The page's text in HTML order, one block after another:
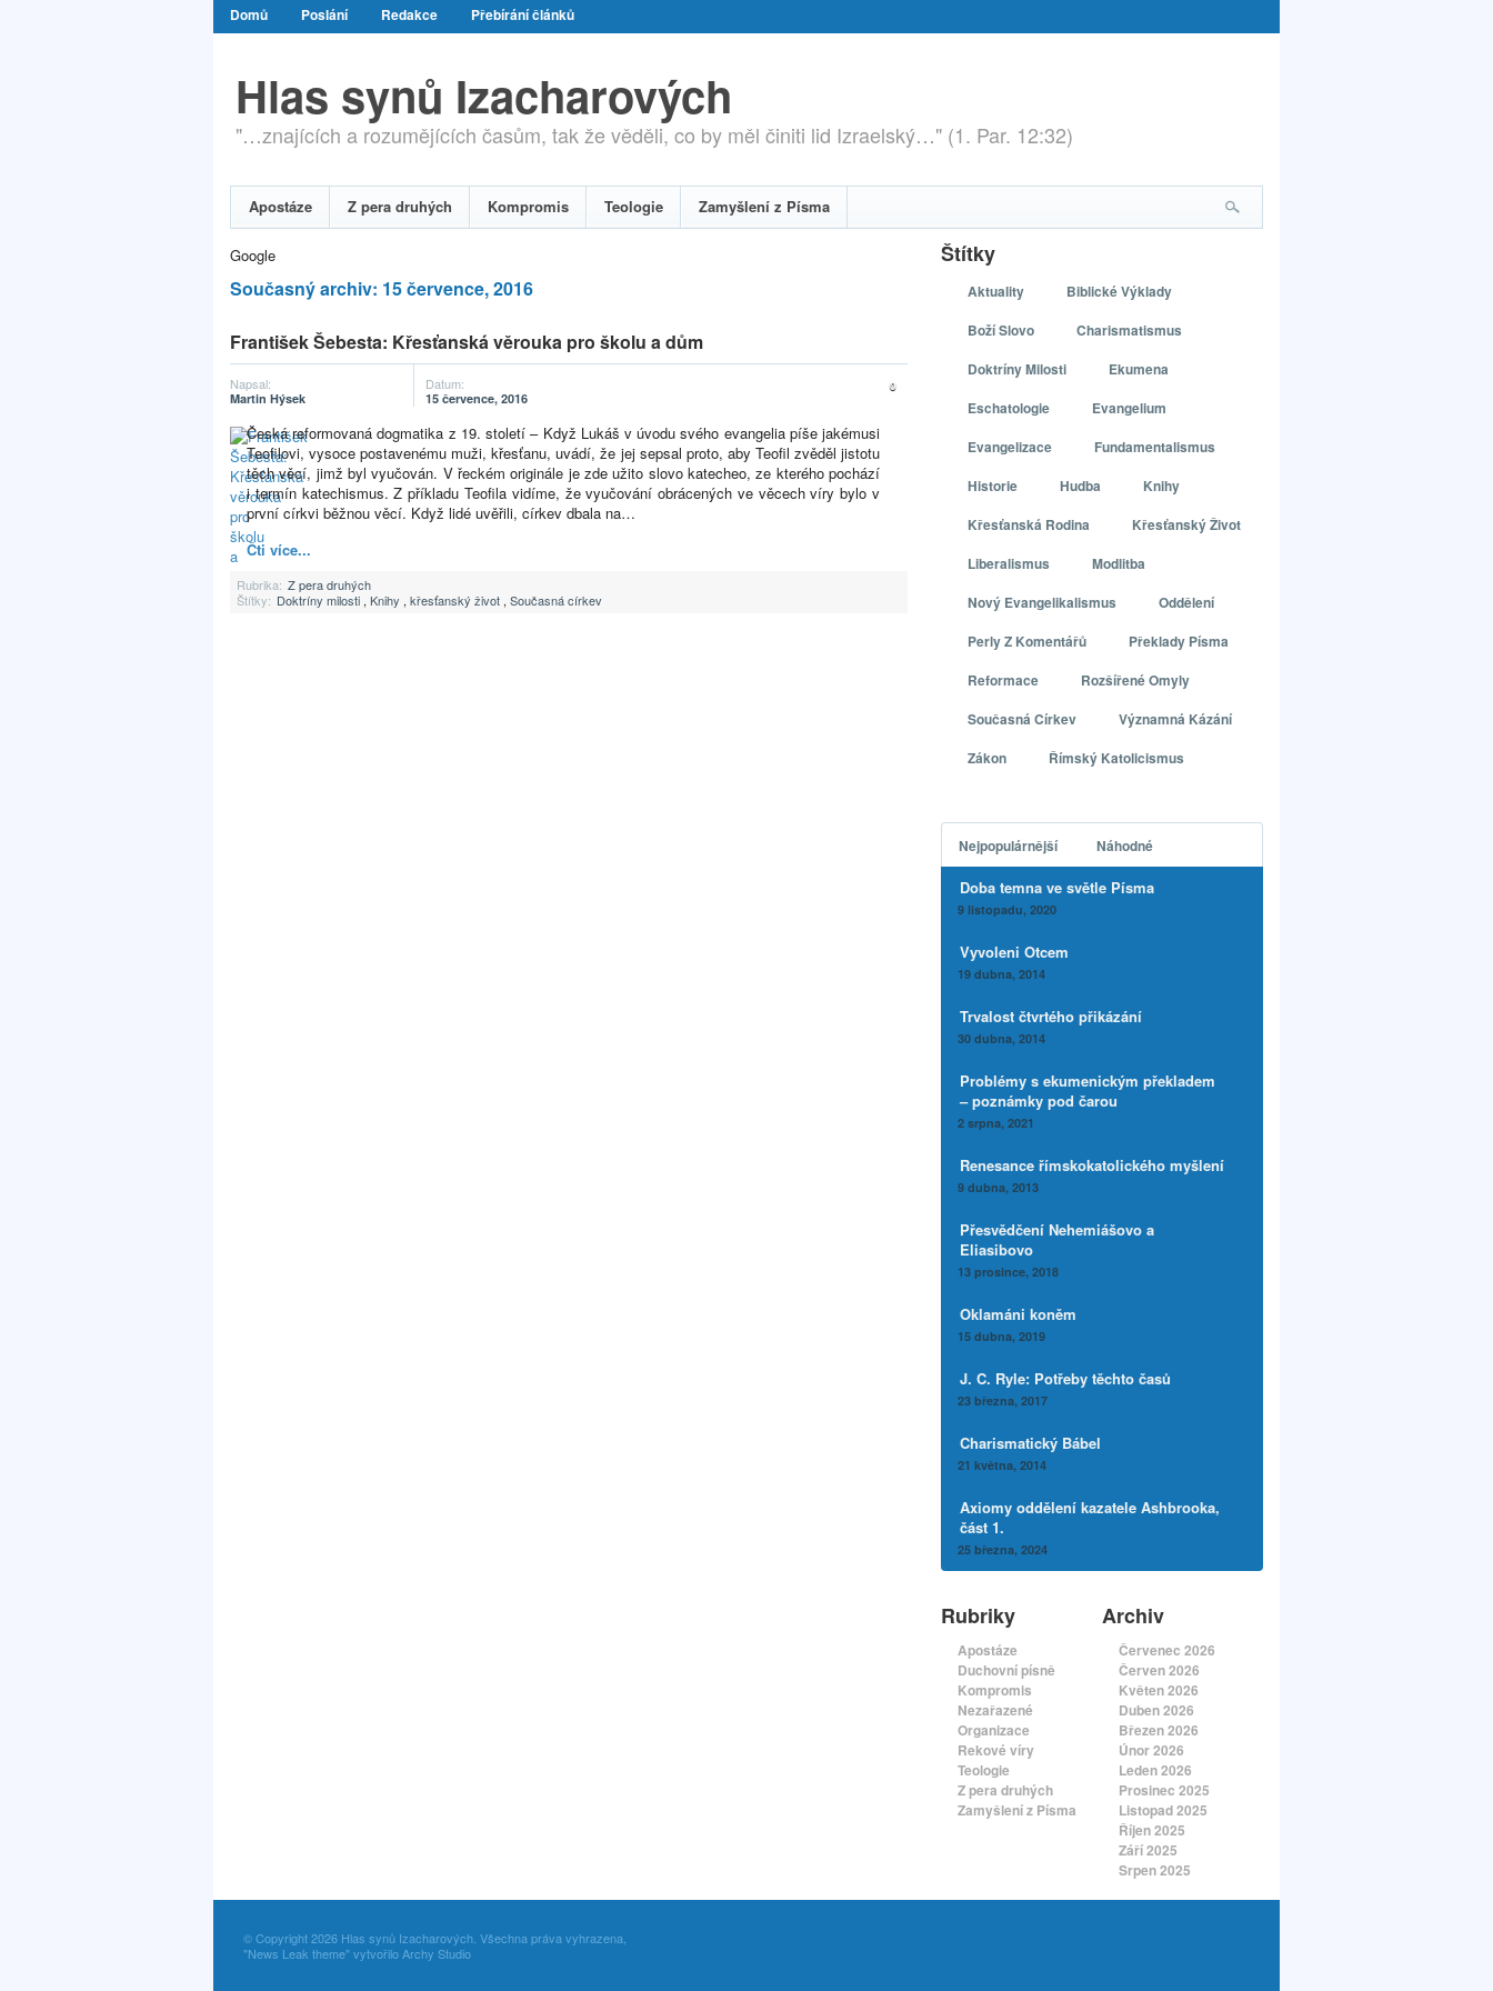
Domů Poslání Redakce Přebírání článků
Hlas synů Izacharových
"…znajících a rozumějících časům, tak že věděli, co by měl činiti lid Izraelský…" (1. Par. 12:32)
Apostáze Z pera druhých Kompromis Teologie Zamyšlení z Písma
Google
Současný archiv: 15 července, 2016
František Šebesta: Křesťanská věrouka pro školu a dům
Napsal:
Martin Hýsek
Datum:
15 července, 2016
0
Česká reformovaná dogmatika z 19. století – Když Lukáš v úvodu svého evangelia píše jakémusi
Teofilovi, vysoce postavenému muži, křesťanu, uvádí, že jej sepsal proto, aby Teofil zvěděl jistotu
těch věcí, jimž byl vyučován. V řeckém originále je zde užito slovo katecheo, ze kterého pochází
i termín katechismus. Z příkladu Teofila vidíme, že vyučování obrácených ve věcech víry bylo v
první církvi běžnou věcí. Když lidé uvěřili, církev dbala na…
Čti více...
Rubrika: Z pera druhých
Štítky: Doktríny milosti , Knihy , křesťanský život , Současná církev
Štítky
Aktuality
Biblické Výklady
Boží Slovo
Charismatismus
Doktríny Milosti
Ekumena
Eschatologie
Evangelium
Evangelizace
Fundamentalismus
Historie
Hudba
Knihy
Křesťanská Rodina
Křesťanský Život
Liberalismus
Modlitba
Nový Evangelikalismus
Oddělení
Perly Z Komentářů
Překlady Písma
Reformace
Rozšířené Omyly
Současná Církev
Významná Kázání
Zákon
Římský Katolicismus
Nejpopulárnější Náhodné
Doba temna ve světle Písma
9 listopadu, 2020
Vyvoleni Otcem
19 dubna, 2014
Trvalost čtvrtého přikázání
30 dubna, 2014
Problémy s ekumenickým překladem
– poznámky pod čarou
2 srpna, 2021
Renesance římskokatolického myšlení
9 dubna, 2013
Přesvědčení Nehemiášovo a
Eliasibovo
13 prosince, 2018
Oklamáni koněm
15 dubna, 2019
J. C. Ryle: Potřeby těchto časů
23 března, 2017
Charismatický Bábel
21 května, 2014
Axiomy oddělení kazatele Ashbrooka,
část 1.
25 března, 2024
Rubriky
Apostáze
Duchovní písně
Kompromis
Nezařazené
Organizace
Rekové víry
Teologie
Z pera druhých
Zamyšlení z Písma
Archiv
Červenec 2026
Červen 2026
Květen 2026
Duben 2026
Březen 2026
Únor 2026
Leden 2026
Prosinec 2025
Listopad 2025
Říjen 2025
Září 2025
Srpen 2025
© Copyright 2026 Hlas synů Izacharových. Všechna práva vyhrazena,
"News Leak theme" vytvořilo Archy Studio